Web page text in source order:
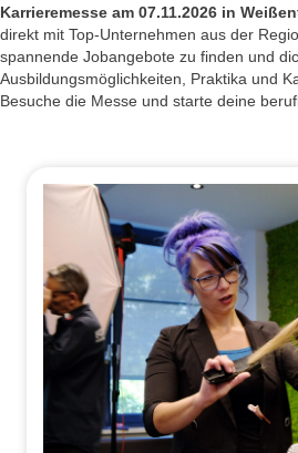
Karrieremesse am 07.11.2026 in
direkt mit Top-Unternehmen aus der
spannende Jobangebote zu finden und
Ausbildungsmöglichkeiten, Praktika und
Besuche die Messe und starte deine